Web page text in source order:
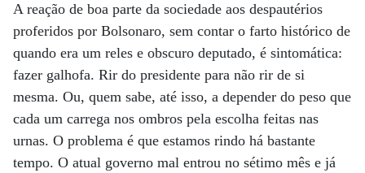
A reação de boa parte da sociedade aos despautérios
proferidos por Bolsonaro, sem contar o farto histórico de
quando era um reles e obscuro deputado, é sintomática:
fazer galhofa. Rir do presidente para não rir de si
mesma. Ou, quem sabe, até isso, a depender do peso que
cada um carrega nos ombros pela escolha feitas nas
urnas. O problema é que estamos rindo há bastante
tempo. O atual governo mal entrou no sétimo mês e já